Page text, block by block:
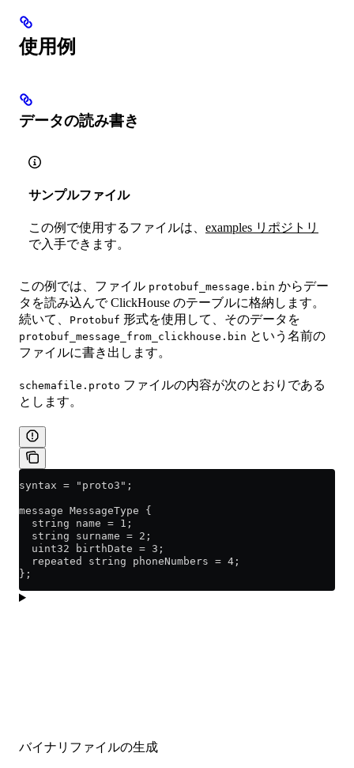
使用例
データの読み書き
サンプルファイル
この例で使用するファイルは、 examples リポジトリ
で入手できます。
この例では、ファイル protobuf_message.bin からデー
タを読み込んで ClickHouse のテーブルに格納します。
続いて、
Protobuf 形式を使用して、そのデータを
protobuf_message_from_clickhouse.bin という名前の
ファイルに書き出します。
schemafile.proto ファイルの内容が次のとおりである
とします。
syntax = "proto3";
message MessageType {
  string name = 1;
  string surname = 2;
  uint32 birthDate = 3;
  repeated string phoneNumbers = 4;
};
バイナリファイルの生成